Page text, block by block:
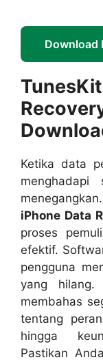
Download
Ketika data
iPhone Data
proses
efektif.
pengguna
yang
membahas
tentang
hingga
Pastikan